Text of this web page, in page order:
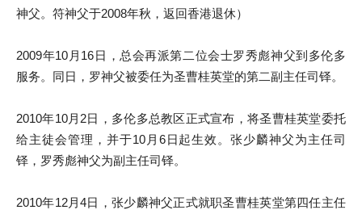
神父。符神父于2008年秋，返回香港退休）
2009年10月16日，总会再派第二位会士罗秀彪神父到多伦多
服务。同日，罗神父被委任为圣曹桂英堂的第二副主任司铎。
2010年10月2日，多伦多总教区正式宣布，将圣曹桂英堂委托
给主徒会管理，并于10月6日起生效。张少麟神父为主任司
铎，罗秀彪神父为副主任司铎。
2010年12月4日，张少麟神父正式就职圣曹桂英堂第四任主任